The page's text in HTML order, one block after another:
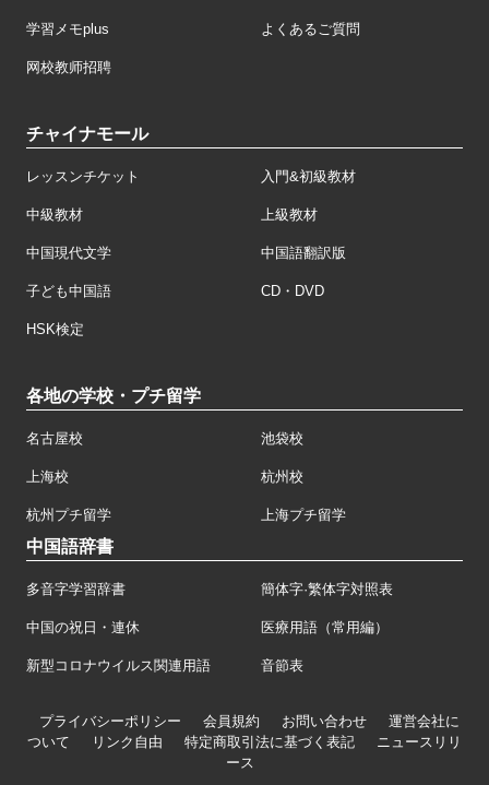
学習メモplus よくあるご質問
网校教师招聘
チャイナモール
レッスンチケット 入門&初級教材
中級教材 上級教材
中国現代文学 中国語翻訳版
子ども中国語 CD・DVD
HSK検定
各地の学校・プチ留学
名古屋校 池袋校
上海校 杭州校
杭州プチ留学 上海プチ留学
中国語辞書
多音字学習辞書 簡体字·繁体字対照表
中国の祝日・連休 医療用語（常用編）
新型コロナウイルス関連用語 音節表
プライバシーポリシー 会員規約 お問い合わせ
運営会社に
ついて
リンク自由 特定商取引法に基づく表記
ニュースリリ
ース